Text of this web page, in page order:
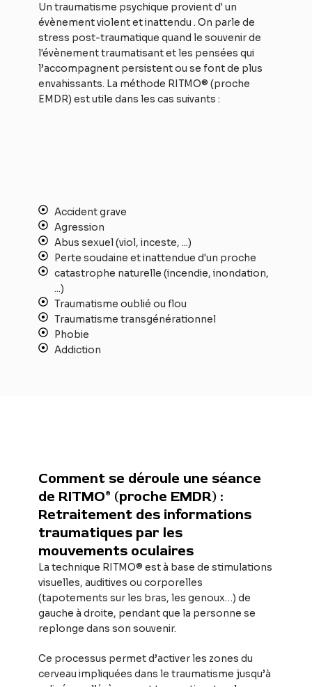
Un traumatisme psychique provient d' un
évènement violent et inattendu . On parle de
stress post-traumatique quand le souvenir de
l'évènement traumatisant et les pensées qui
l’accompagnent persistent ou se font de plus
envahissants. La méthode RITMO® (proche
EMDR) est utile dans les cas suivants :
Accident grave
Agression
Abus sexuel (viol, inceste, ...)
Perte soudaine et inattendue d'un proche
catastrophe naturelle (incendie, inondation,
...)
Traumatisme oublié ou flou
Traumatisme transgénérationnel
Phobie
Addiction
Comment se déroule une séance
de RITMO® (proche EMDR) :
Retraitement des informations
traumatiques par les
mouvements oculaires
La technique RITMO® est à base de stimulations
visuelles, auditives ou corporelles
(tapotements sur les bras, les genoux…) de
gauche à droite, pendant que la personne se
replonge dans son souvenir.
Ce processus permet d’activer les zones du
cerveau impliquées dans le traumatisme jusqu’à